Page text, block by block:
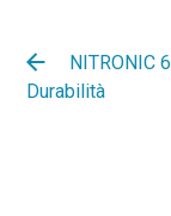
NITRONIC
Durabilità